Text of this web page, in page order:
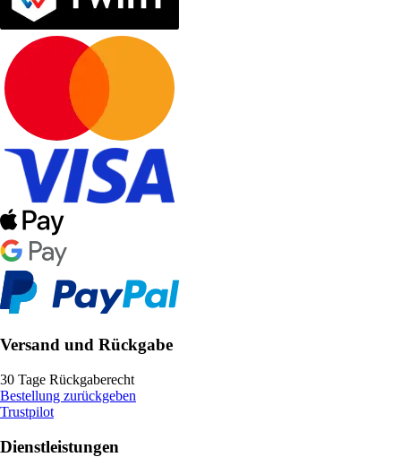
Versand und Rückgabe
30 Tage Rückgaberecht
Bestellung zurückgeben
Trustpilot
Dienstleistungen